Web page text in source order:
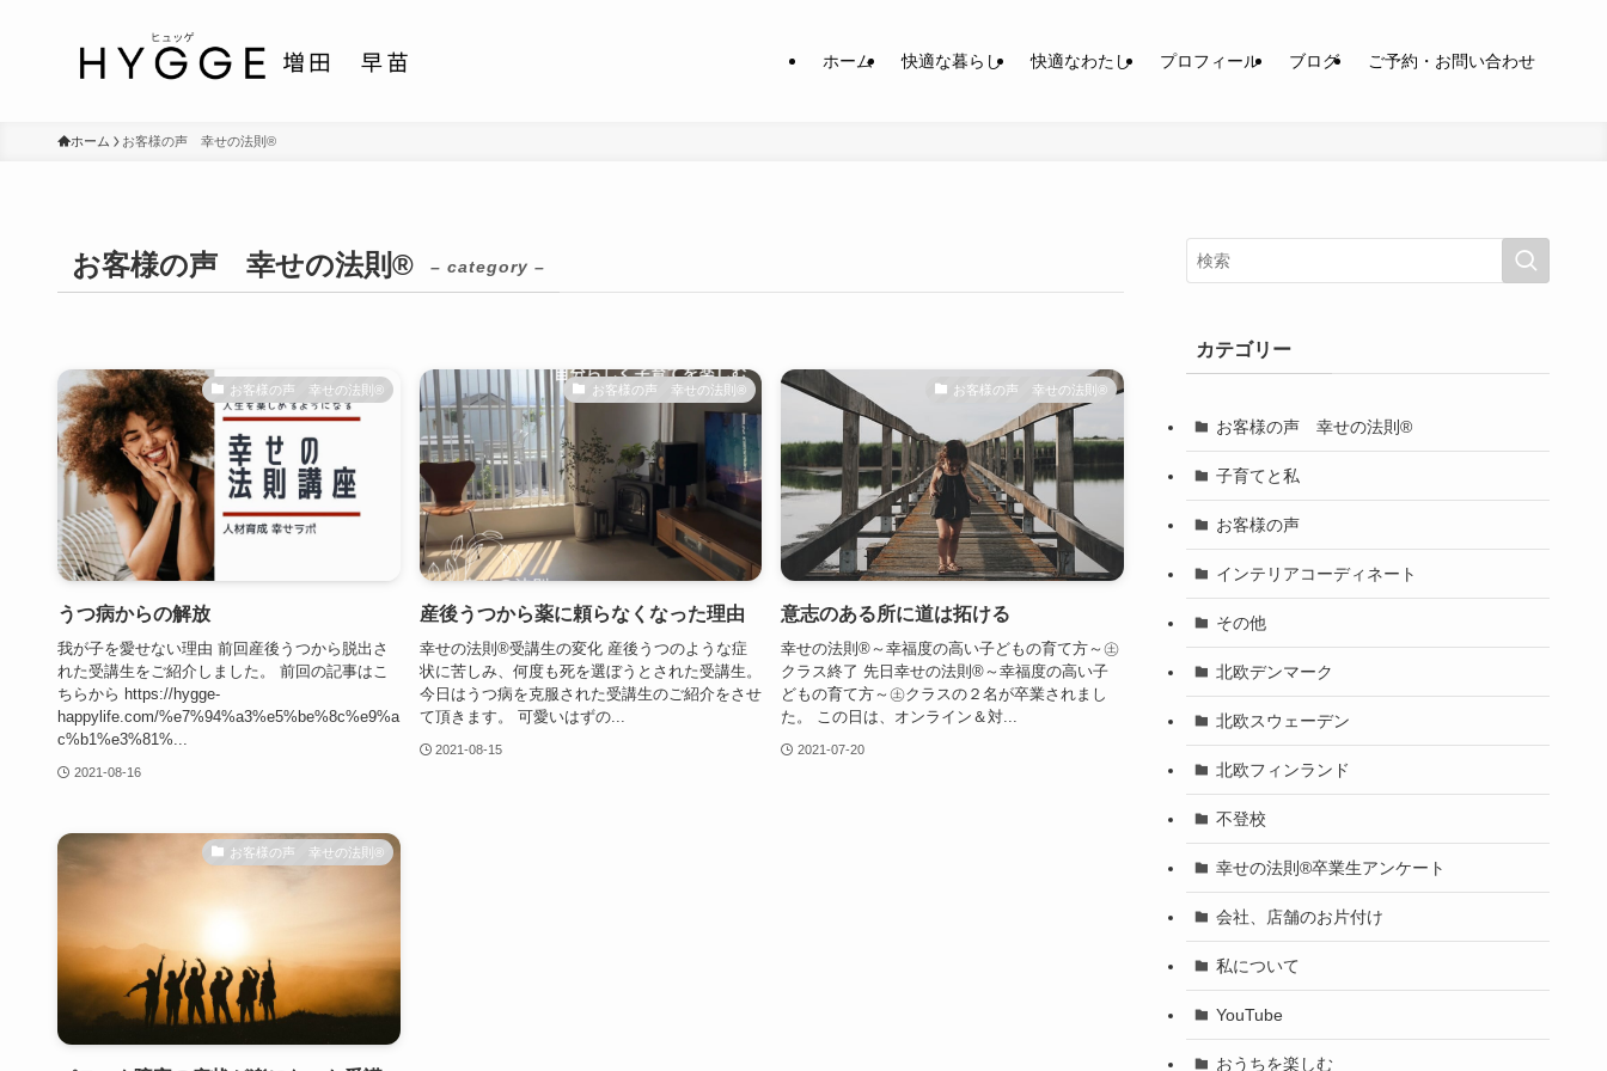
ホーム 快適な暮らし 快適なわたし プロフィール ブログ ご予約・お問い合わせ
ホーム お客様の声 幸せの法則®︎
お客様の声 幸せの法則®︎ – category –
お客様の声 幸せの法則®︎
うつ病からの解放
我が子を愛せない理由 前回産後うつから脱出さ
れた受講生をご紹介しました。 前回の記事はこ
ちらから https://hygge-
happylife.com/%e7%94%a3%e5%be%8c%e9%a
c%b1%e3%81%...
2021-08-16
お客様の声 幸せの法則®︎
産後うつから薬に頼らなくなった理由
幸せの法則®受講生の変化 産後うつのような症
状に苦しみ、何度も死を選ぼうとされた受講生。
今日はうつ病を克服された受講生のご紹介をさせ
て頂きます。 可愛いはずの...
2021-08-15
お客様の声 幸せの法則®︎
意志のある所に道は拓ける
幸せの法則®～幸福度の高い子どもの育て方～㊏
クラス終了 先日幸せの法則®～幸福度の高い子
どもの育て方～㊏クラスの２名が卒業されまし
た。 この日は、オンライン＆対...
2021-07-20
お客様の声 幸せの法則®︎
カテゴリー
お客様の声 幸せの法則®︎
子育てと私
お客様の声
インテリアコーディネート
その他
北欧デンマーク
北欧スウェーデン
北欧フィンランド
不登校
幸せの法則®卒業生アンケート
会社、店舗のお片付け
私について
YouTube
おうちを楽しむ